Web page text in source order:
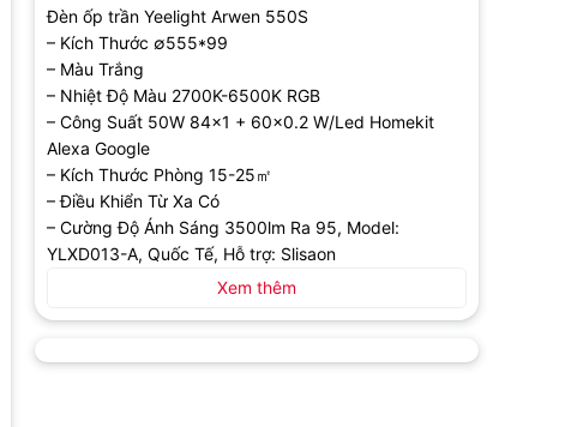
Đèn ốp trần Yeelight Arwen 550S
– Kích Thước ∅555*99
– Màu Trắng
– Nhiệt Độ Màu 2700K-6500K RGB
– Công Suất 50W 84×1 + 60×0.2 W/Led Homekit
Alexa Google
– Kích Thước Phòng 15-25㎡
– Điều Khiển Từ Xa Có
– Cường Độ Ánh Sáng 3500lm Ra 95, Model:
YLXD013-A, Quốc Tế, Hỗ trợ: Slisaon
Xem thêm